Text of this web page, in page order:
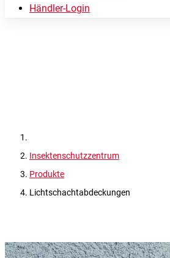
Händler-Login
Insektenschutzzentrum
Produkte
Lichtschachtabdeckungen